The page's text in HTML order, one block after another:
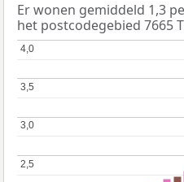
Er wonen gemiddeld 1,3
het postcodegebied 7665
2,5
2,5
3,0
3,0
3,5
3,5
4,0
4,0